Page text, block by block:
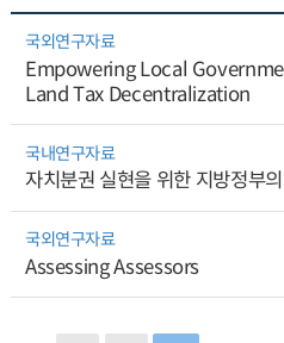
국외연구자료
Empowering Local
Land Tax Decentralization
국내연구자료
자치분권 실현을 위한 지방정부
국외연구자료
Assessing Assessors